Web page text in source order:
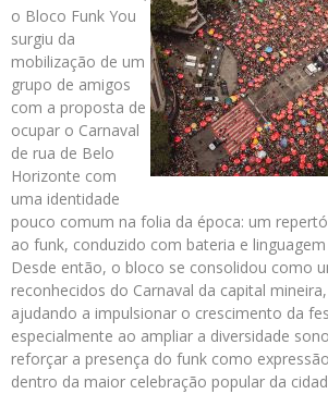
o Bloco Funk You
surgiu da
mobilização de um
grupo de amigos
com a proposta de
ocupar o Carnaval
de rua de Belo
Horizonte com
uma identidade
pouco comum na folia da época: um
ao funk, conduzido com bateria e
Desde então, o bloco se consolidou como
reconhecidos do Carnaval da capital
ajudando a impulsionar o crescimento da
especialmente ao ampliar a diversidade
reforçar a presença do funk como
dentro da maior celebração popular da